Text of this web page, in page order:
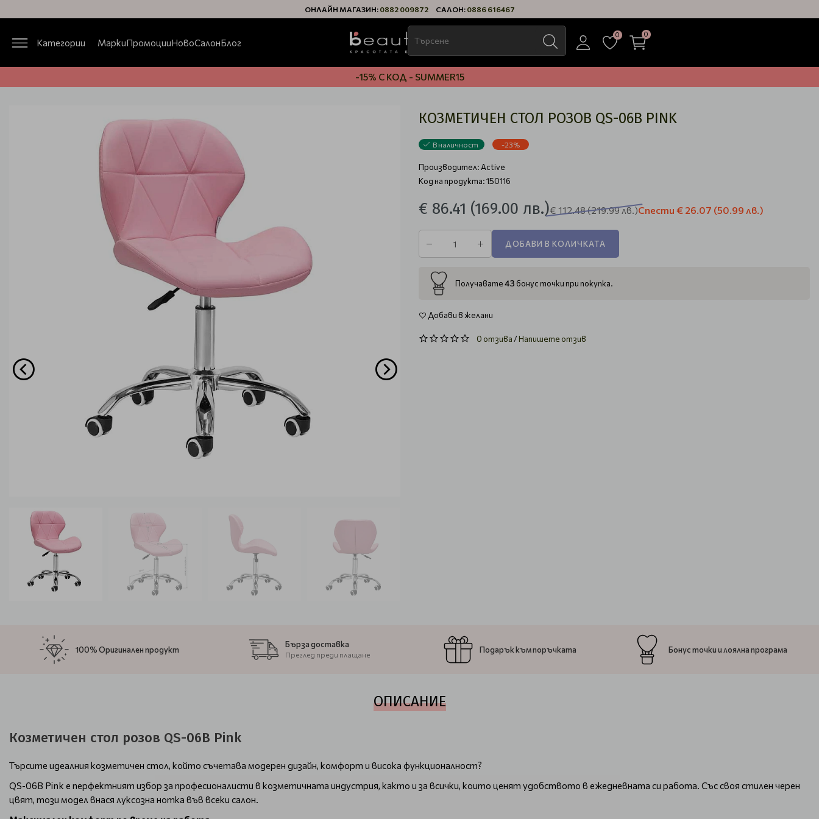
ОНЛАЙН МАГАЗИН: 0882 009872 САЛОН: 0886 616467
Категории МаркиПромоцииНовоСалонБлог
0 0
-15% С КОД - SUMMER15
КОЗМЕТИЧЕН СТОЛ РОЗОВ QS-06B PINK
В наличност -23%
Производител: Active
Код на продукта: 150116
€ 86.41 (169.00 лв.)€ 112.48(219.99 лв.)Спести € 26.07 (50.99 лв.)
ДОБАВИ В КОЛИЧКАТА
Получавате43 бонус точки при покупка.
Добави в желани
0 отзива/Напишете отзив
100% Оригинален продукт
Бърза доставка
Преглед преди плащане
Подарък към поръчката Бонус точки и лоялна програма
ОПИСАНИЕ
Козметичен стол розов QS-06B Pink
Търсите идеалния козметичен стол, който съчетава модерен дизайн, комфорт и висока функционалност?
QS-06B Pink е перфектният избор за професионалисти в козметичната индустрия, както и за всички, които ценят удобството в ежедневната си работа. Със своя стилен черен
цвят, този модел внася луксозна нотка във всеки салон.